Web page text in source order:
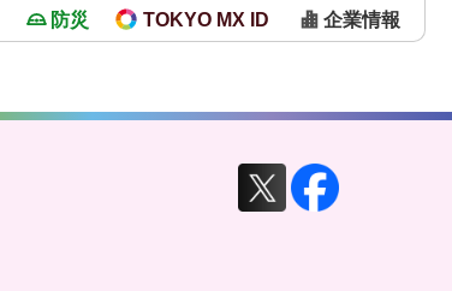
防災 TOKYO MX ID 企業情報